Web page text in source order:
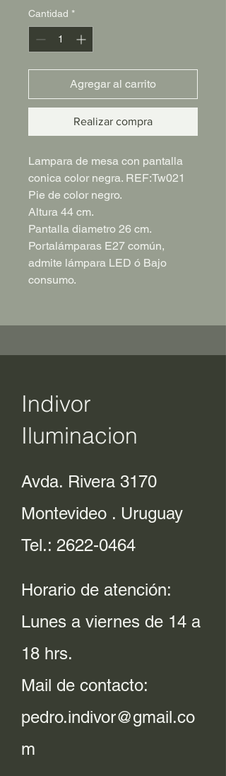
Cantidad *
Agregar al carrito
Realizar compra
Lampara de mesa con pantalla
conica color negra. REF:Tw021
Pie de color negro.
Altura 44 cm.
Pantalla diametro 26 cm.
Portalámparas E27 común,
admite lámpara LED ó Bajo
consumo.
Indivor
Iluminacion
Avda. Rivera 3170
Montevideo . Uruguay
Tel.: 2622-0464
Horario de atención:
Lunes a viernes de 14 a
18 hrs.
Mail de contacto:
pedro.indivor@gmail.co
m